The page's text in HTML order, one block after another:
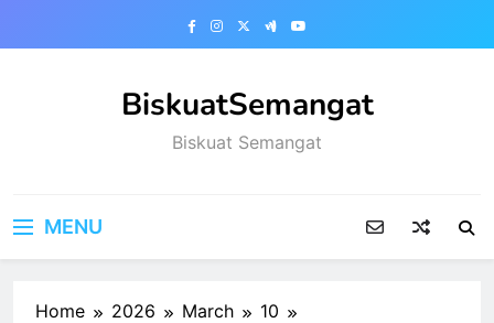
BiskuatSemangat
Biskuat Semangat
MENU
Home 2026 March
10